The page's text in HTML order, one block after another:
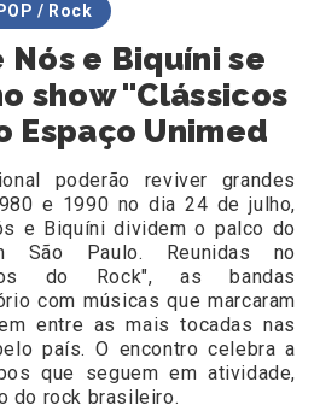
POP / Rock
Nós e Biquíni se
show "Clássicos
Espaço Unimed
poderão reviver grandes
e 1990 no dia 24 de julho,
e Biquíni dividem o palco do
São Paulo. Reunidas no
do Rock", as bandas
com músicas que marcaram
entre as mais tocadas nas
país. O encontro celebra a
que seguem em atividade,
do rock brasileiro.